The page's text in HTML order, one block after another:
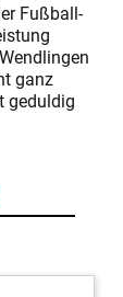
Fußball-
ganz
geduldig